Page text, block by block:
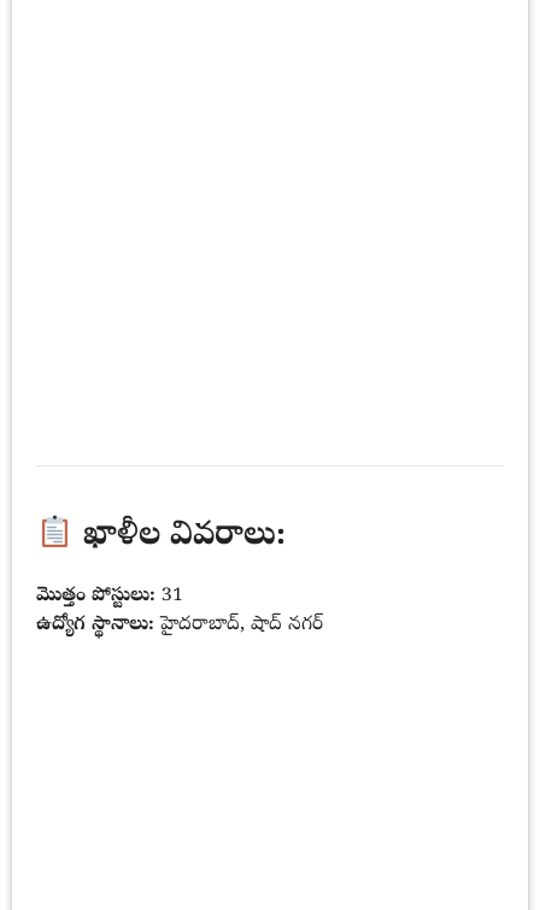
ఖాళీల వివరాలు:
మొత్తం పోస్టులు: 31
ఉద్యోగ స్థానాలు: హైదరాబాద్, షాద్ నగర్